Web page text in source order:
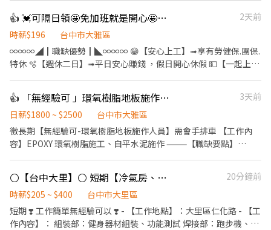
內容 ▪ 機台操作 ▪ 流水線組裝作業 ▪ 加工、品管相關作業 ⭐工作
時間＆薪資待遇 早班 07:50-16:20 薪資＄30000、加班約＄37705
中夜班 19:30-04:00 中夜班津貼＄300/天 薪資約＄36900，加班約
＄44605 ⭐休假制度：週休二日 ❤️公司福利 ✅ 早班、中班免費供餐
✅ 介紹獎金，介紹朋友來上班(1人＄500、2人＄1000....不限人數)
✅ 可預支薪水 ✅ 可隔日領 歡迎詢問！立即預約面試！ 請加𝐋𝐈𝐍𝐄好
回傳𝐋𝐈𝐍𝐄表單 快速幫您安排面試 諮詢人員：小熊 將由⭐找工作-典
育小熊⭐為您服務 ❤️找工作找小熊 快速安排 快速上班❤️
👍 💓可隔日領🤩免加班就是開心🤩周休二日💓電子零件品檢🉑️冷氣房🉑️申請預支
2天前
時薪$196
台中市大雅區
∞∞∞◢┃職缺優勢┃◣∞∞∞ 😁【安心上工】➟享有勞健保.團保.
特休 🫧【週休二日】➟平日安心賺錢 ，假日開心休假 💵【一起上
段.號 工作內容:▶️手機零件 ✨消費性電子CNC機台操作 ✨流水線組
裝作業員 ✨其他主管交付事項 ✨加工、品管 ⏰上班時間: ⏰日班
A:07:50 ~ 16:20 (供餐) (休息12:00-12:30) ⏰日班B:08:00 ~ 17:00
(供餐) (中午休息12:00-13:00或 12:30-13:30) ⏰中夜班:19:30
300元/天 ∞∞∞◢┃詢問預約┃◣∞∞∞ ✅服務專員➠文文小姐 ✅
手機➠0932-733-893 ✅L.I.N.E.➠@826jcnfy(要加@唷) ✅【快速加
👍 「無經驗可 」環氧樹脂地板施作人員 / 需會手牌小貨車 / 搬重物
3天前
日薪$1800 ~ $2500
台中市大雅區
徵長期【無經驗可-環氧樹脂地板施作人員】需會手排車 【工作內
容】EPOXY 環氧樹脂施工、自平水泥施作 ———【職缺要點】———
段】日班 ▶【日薪】 $1800- 2500 (依能力調整)、業績分紅、
$4000 職位加給、餐費補貼100 ▶【開車】$每趟150 ▶【休假】須
提前請假 排休 ▶【發薪日】每月5號 ———【公司福利及制度】
——— 獎金禮品: ▶年終獎金 ▶三節禮金/禮品 ▶尾牙及春酒等餐會
⚪【台中大里】⚪ 短期【冷氣房、預支、領現、週領、快速報到、無經驗可】❣️
20分鐘前
時薪$205 ~ $400
台中市大里區
短期 ❣️ 工作簡單無經驗可以 ❣️ - 【工作地點】：大里區仁化路 - 【工
作內容】： 組裝部：健身器材組裝、功能測試 焊接部：跑步機、飛